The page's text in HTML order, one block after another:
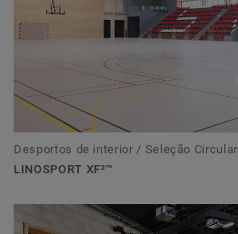
Desportos de interior / Seleção Circular
LINOSPORT XF²™